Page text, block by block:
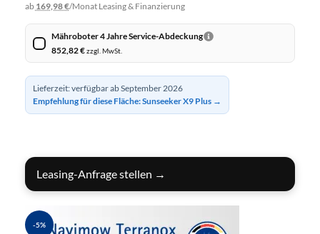
ab 169,98 €/Monat Leasing & Finanzierung
Mähroboter 4 Jahre Service-Abdeckung
852,82€zzgl. MwSt.
Lieferzeit: verfügbar ab September 2026
Empfehlung für diese Fläche: Sunseeker X9 Plus →
Leasing-Anfrage stellen →
-5%